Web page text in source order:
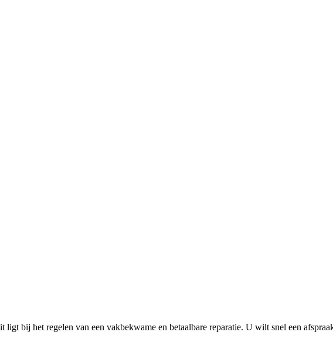
bij het regelen van een vakbekwame en betaalbare reparatie. U wilt snel een